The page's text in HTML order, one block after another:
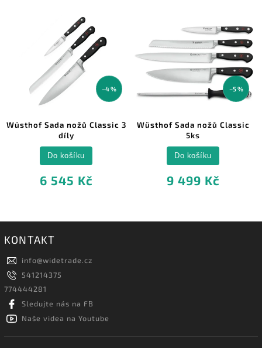
–4 %
Wüsthof Sada nožů Classic 3
díly
6 545 Kč
Do košíku
–5 %
Wüsthof Sada nožů Classic
5ks
9 499 Kč
Do košíku
KONTAKT
info@widetrade.cz
541214375
774444281
Sledujte nás na FB
Naše videa na Youtube